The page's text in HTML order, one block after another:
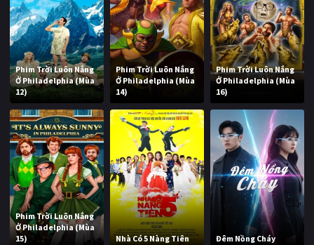
Phim Trời Luôn Nắng
Ở Philadelphia (Mùa
12)
Phim Trời Luôn Nắng
Ở Philadelphia (Mùa
14)
Phim Trời Luôn Nắng
Ở Philadelphia (Mùa
16)
Phim Trời Luôn Nắng
Ở Philadelphia (Mùa
15)
Nhà Có 5 Nàng Tiên Đêm Nồng Cháy